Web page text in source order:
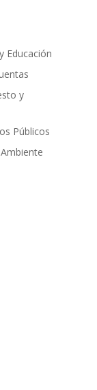
Educación
y
Públicos